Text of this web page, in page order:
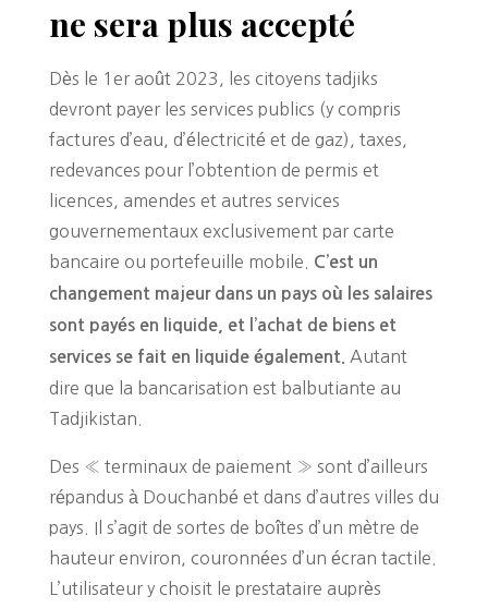
ne sera plus accepté
Dès le 1er août 2023, les citoyens tadjiks
devront payer les services publics (y compris
factures d’eau, d’électricité et de gaz), taxes,
redevances pour l’obtention de permis et
licences, amendes et autres services
gouvernementaux exclusivement par carte
bancaire ou portefeuille mobile.
C’est un
changement majeur dans un pays où les salaires
sont payés en liquide, et l’achat de biens et
services se fait en liquide également.
Autant
dire que la bancarisation est balbutiante au
Tadjikistan.
Des « terminaux de paiement » sont d’ailleurs
répandus à Douchanbé et dans d’autres villes du
pays. Il s’agit de sortes de boîtes d’un mètre de
hauteur environ, couronnées d’un écran tactile.
L’utilisateur y choisit le prestataire auprès